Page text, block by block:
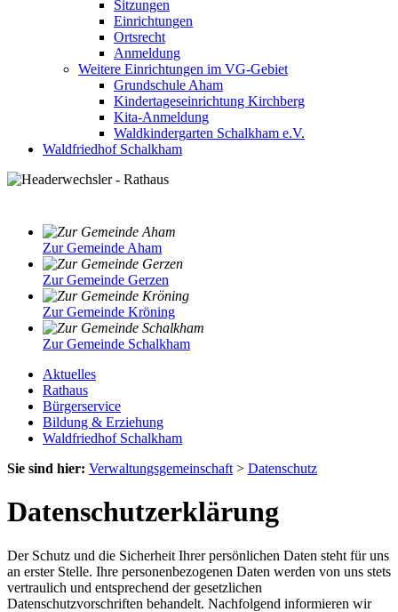
Sitzungen
Einrichtungen
Ortsrecht
Anmeldung
Weitere Einrichtungen im VG-Gebiet
Grundschule Aham
Kindertageseinrichtung Kirchberg
Kita-Anmeldung
Waldkindergarten Schalkham e.V.
Waldfriedhof Schalkham
Zur Gemeinde Aham
Zur Gemeinde Gerzen
Zur Gemeinde Kröning
Zur Gemeinde Schalkham
Aktuelles
Rathaus
Bürgerservice
Bildung & Erziehung
Waldfriedhof Schalkham
Sie sind hier: Verwaltungsgemeinschaft > Datenschutz
Datenschutzerklärung
Der Schutz und die Sicherheit Ihrer persönlichen Daten steht für uns
an erster Stelle. Ihre personenbezogenen Daten werden von uns stets
vertraulich und entsprechend der gesetzlichen
Datenschutzvorschriften behandelt. Nachfolgend informieren wir